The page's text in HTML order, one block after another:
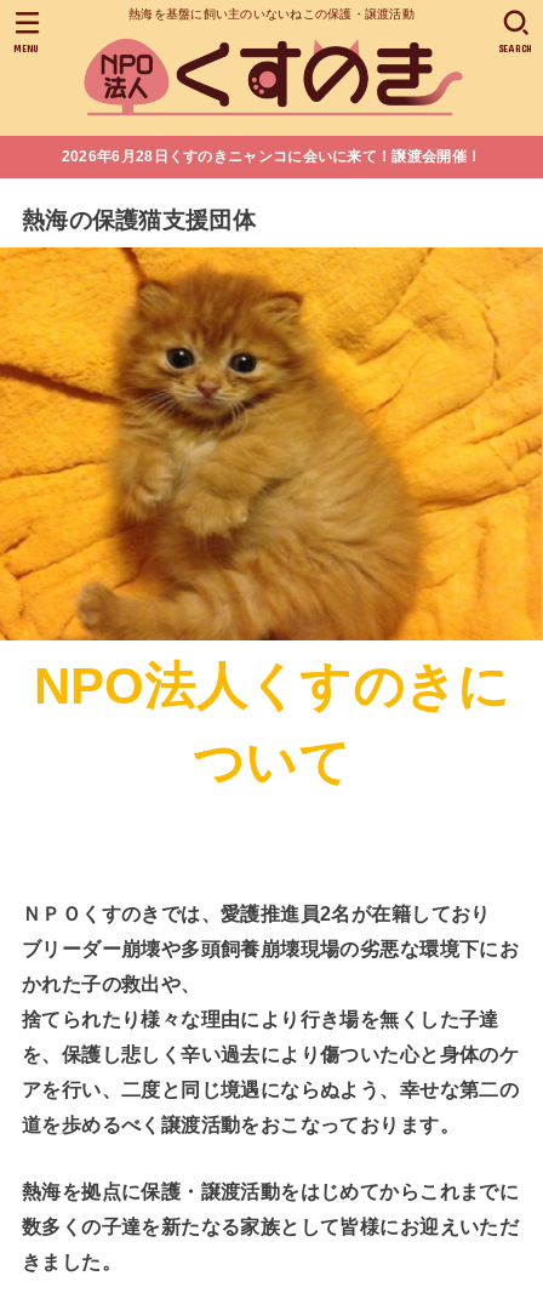
熱海を基盤に飼い主のいないねこの保護・譲渡活動
SEARCH
MENU
2026年6月28日くすのきニャンコに会いに来て！譲渡会開催！
熱海の保護猫支援団体
NPO法人くすのきに
ついて
ＮＰＯくすのきでは、愛護推進員2名が在籍しており
ブリーダー崩壊や多頭飼養崩壊現場の劣悪な環境下にお
かれた子の救出や、
捨てられたり様々な理由により行き場を無くした子達
を、保護し悲しく辛い過去により傷ついた心と身体のケ
アを行い、二度と同じ境遇にならぬよう、幸せな第二の
道を歩めるべく譲渡活動をおこなっております。
熱海を拠点に保護・譲渡活動をはじめてからこれまでに
数多くの子達を新たなる家族として皆様にお迎えいただ
きました。